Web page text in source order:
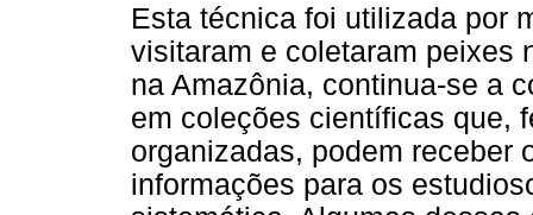
Esta técnica foi utilizada por
visitaram e coletaram peixes
na Amazônia, continua-se a
em coleções científicas que,
organizadas, podem receber
informações para os